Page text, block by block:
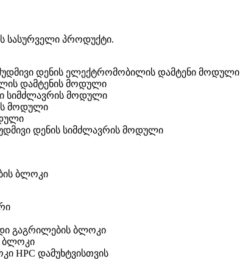
სასურველი პროდუქტი.
მუდმივი დენის ელექტრომობილის დამტენი მოდული
დამტენის მოდული
სიმძლავრის მოდული
მოდული
დენის სიმძლავრის მოდული
ბლოკი
გაგრილების ბლოკი
ბლოკი
HPC დამუხტვისთვის